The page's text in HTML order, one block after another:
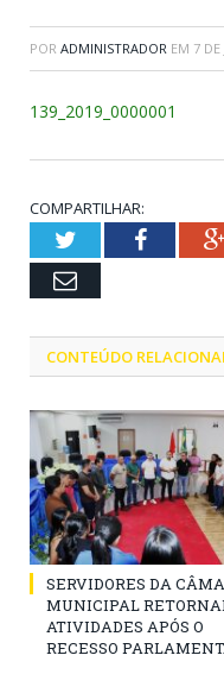
POR ADMINISTRADOR EM 7
139_2019_0000001
COMPARTILHAR:
Twitter
Email
CONTEÚDO
SERVIDORES DA
MUNICIPAL
ATIVIDADES APÓS O
RECESSO